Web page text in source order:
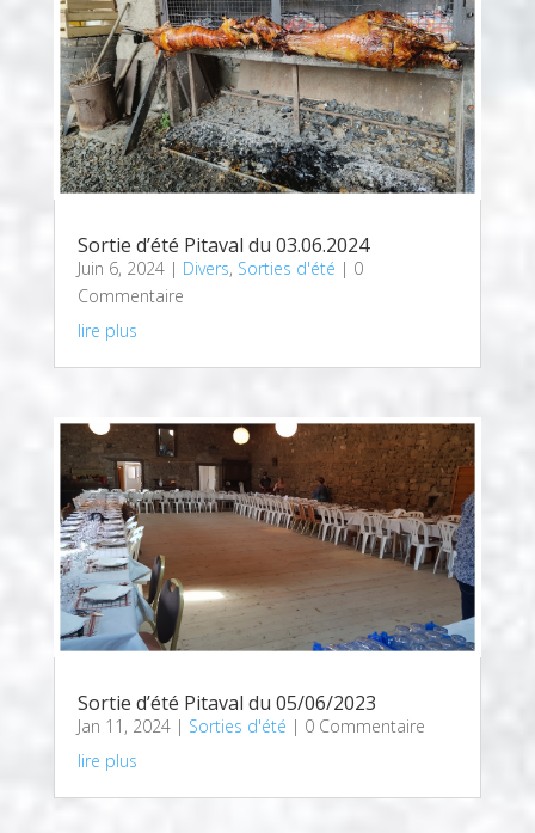
Sortie d’été Pitaval du 03.06.2024
Juin 6, 2024| Divers, Sorties d'été | 0
Commentaire
lire plus
Sortie d’été Pitaval du 05/06/2023
Jan 11, 2024| Sorties d'été | 0 Commentaire
lire plus